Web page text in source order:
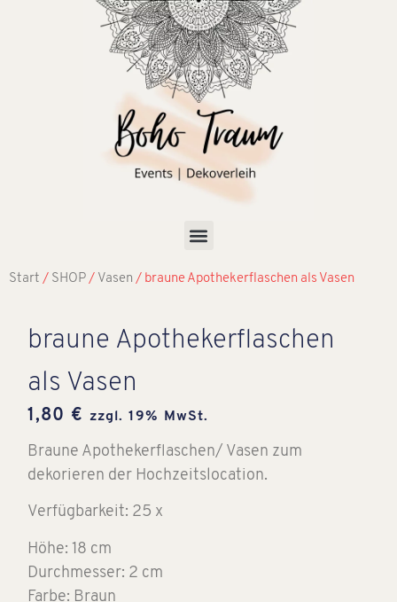
Start / SHOP / Vasen / braune Apothekerflaschen als Vasen
braune Apothekerflaschen
als Vasen
1,80 € zzgl. 19% MwSt.
Braune Apothekerflaschen/ Vasen zum
dekorieren der Hochzeitslocation.
Verfügbarkeit: 25 x
Höhe: 18 cm
Durchmesser: 2 cm
Farbe: Braun